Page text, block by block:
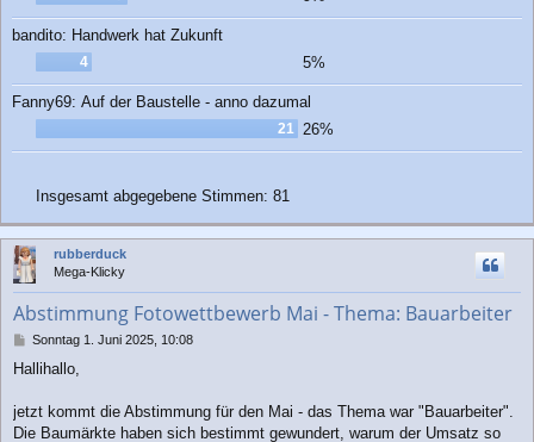
bandito: Handwerk hat Zukunft
4 5%
Fanny69: Auf der Baustelle - anno dazumal
21 26%
Insgesamt abgegebene Stimmen: 81
rubberduck
Mega-Klicky
Abstimmung Fotowettbewerb Mai - Thema: Bauarbeiter
B
i
r
a
Sonntag 1. Juni 2025, 10:08
Hallihallo,
jetzt kommt die Abstimmung für den Mai - das Thema war "Bauarbeiter".
Die Baumärkte haben sich bestimmt gewundert, warum der Umsatz so